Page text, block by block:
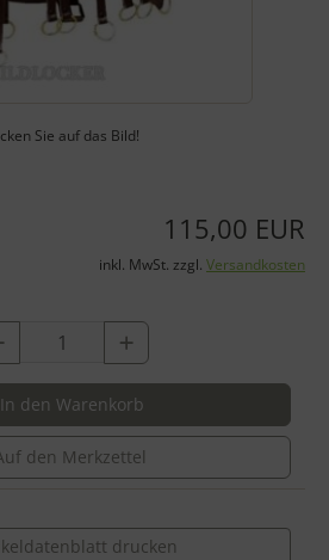
Sie auf das Bild!
115,00 EUR
inkl. MwSt. zzgl. Versandkosten
In den Warenkorb
den Merkzettel
drucken